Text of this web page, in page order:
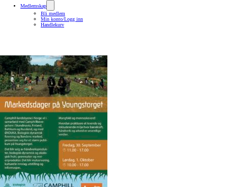
Medlemskap
Bli medlem
Min konto/Logg inn
Handlekurv